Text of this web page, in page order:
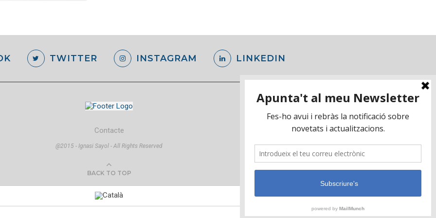
TWITTER INSTAGRAM LINKEDIN
Contacte
@2015 - Ignasi Sayol - All Rights Reserved
BACK TO TOP